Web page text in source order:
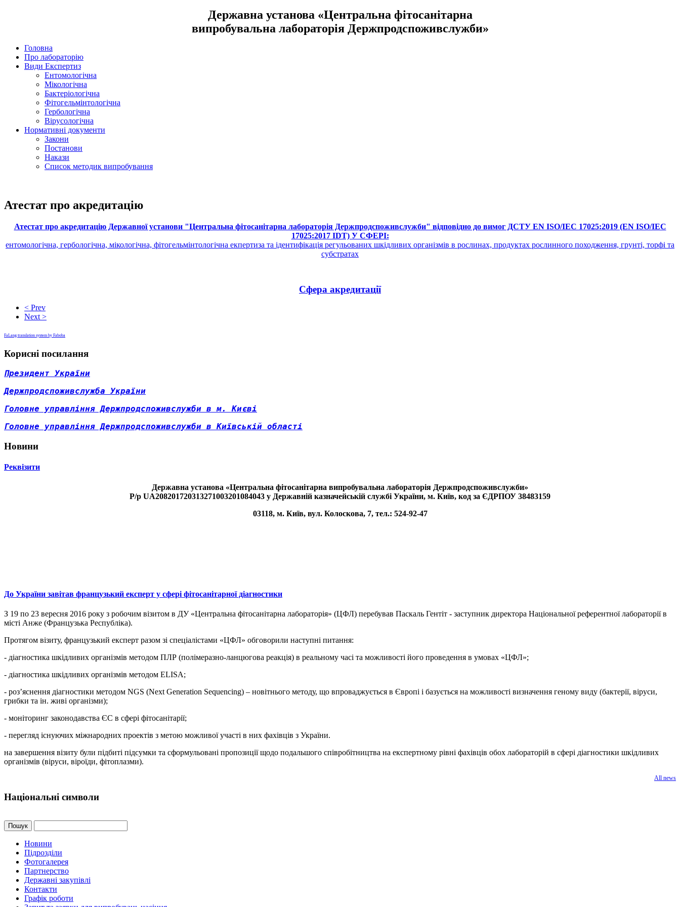
Державна установа «Центральна фітосанітарна
випробувальна лабораторія Держпродспоживслужби»
Головна
Про лабораторію
Види Експертиз
Ентомологічна
Мікологічна
Бактеріологічна
Фітогельмінтологічна
Гербологічна
Вірусологічна
Нормативні документи
Закони
Постанови
Накази
Список методик випробування
Атестат про акредитацію
Атестат про акредитацію Державної установи "Центральна фітосанітарна лабораторія Держпродспоживслужби" відповідно до вимог ДСТУ EN ISO/IEC 17025:2019 (EN ISO/IEC
17025:2017 IDT) У СФЕРІ:
ентомологічна, гербологічна, мікологічна, фітогельмінтологічна екпертиза та ідентифікація регульованих шкідливих організмів в рослинах, продуктах рослинного походження, грунті, торфі та
субстратах
Сфера акредитації
< Prev
Next >
FaLang translation system by Faboba
Корисні посилання
Президент України
Держпродспоживслужба України
Головне управління Держпродспоживслужби в м. Києві
Головне управління Держпродспоживслужби в Київській області
Новини
Реквізити
Державна установа «Центральна фітосанітарна випробувальна лабораторія Держпродспоживслужби»
Р/р UA208201720313271003201084043 у Державній казначейській службі України, м. Київ, код за ЄДРПОУ 38483159
03118, м. Київ, вул. Колоскова, 7, тел.: 524-92-47
До України завітав французький експерт у сфері фітосанітарної діагностики
З 19 по 23 вересня 2016 року з робочим візитом в ДУ «Центральна фітосанітарна лабораторія» (ЦФЛ) перебував Паскаль Гентіт - заступник директора Національної референтної лабораторії в
місті Анже (Французька Республіка).
Протягом візиту, французький експерт разом зі спеціалістами «ЦФЛ» обговорили наступні питання:
- діагностика шкідливих організмів методом ПЛР (полімеразно-ланцюгова реакція) в реальному часі та можливості його проведення в умовах «ЦФЛ»;
- діагностика шкідливих організмів методом ELISA;
- роз’яснення діагностики методом NGS (Next Generation Sequencing) – новітнього методу, що впроваджується в Європі і базується на можливості визначення геному виду (бактерії, віруси,
грибки та ін. живі організми);
- моніторинг законодавства ЄС в сфері фітосанітарії;
- перегляд існуючих міжнародних проектів з метою можливої участі в них фахівців з України.
на завершення візиту були підбиті підсумки та сформульовані пропозиції щодо подальшого співробітництва на експертному рівні фахівців обох лабораторій в сфері діагностики шкідливих
організмів (віруси, віроїди, фітоплазми).
All news
Національні символи
Пошук
Новини
Підрозділи
Фотогалерея
Партнерство
Державні закупівлі
Контакти
Графік роботи